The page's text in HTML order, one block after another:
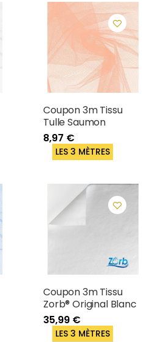
Coupon 3m Tissu
Tulle Saumon
8,97 €
LES 3 MÈTRES
Coupon 3m Tissu
Zorb® Original Blanc
35,99 €
LES 3 MÈTRES